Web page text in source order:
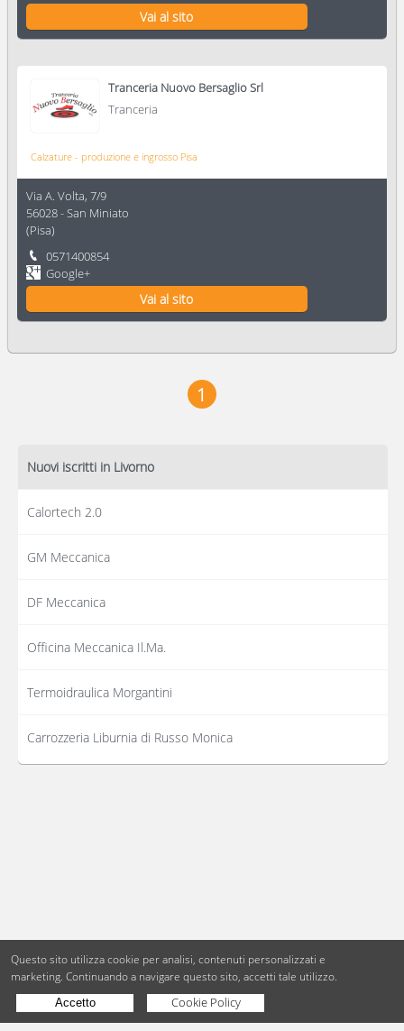
Vai al sito
Tranceria Nuovo Bersaglio Srl
Tranceria
Calzature - produzione e ingrosso Pisa
Via A. Volta, 7/9
56028-San Miniato
(Pisa)
0571400854
Google+
Vai al sito
1
Nuovi iscritti in Livorno
Calortech 2.0
GM Meccanica
DF Meccanica
Officina Meccanica Il.Ma.
Termoidraulica Morgantini
Carrozzeria Liburnia di Russo Monica
Copyright © BdueB Srl PI 07755110967 Privacy Utilizzo dei cookie
Questo sito utilizza cookie per analisi, contenuti personalizzati e
marketing. Continuando a navigare questo sito, accetti tale utilizzo.
Accetto Cookie Policy